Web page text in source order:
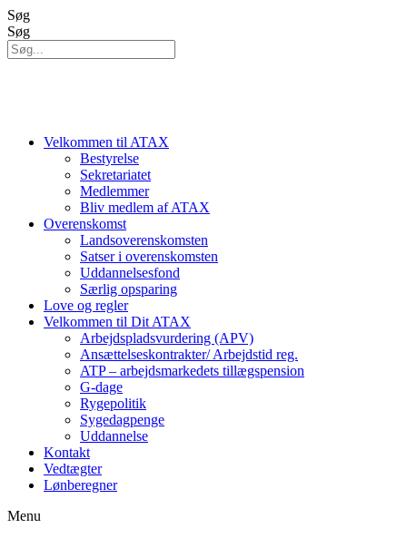
Videre
til
indhold
Søg
Søg
Velkommen til ATAX
Bestyrelse
Sekretariatet
Medlemmer
Bliv medlem af ATAX
Overenskomst
Landsoverenskomsten
Satser i overenskomsten
Uddannelsesfond
Særlig opsparing
Love og regler
Velkommen til Dit ATAX
Arbejdspladsvurdering (APV)
Ansættelseskontrakter/ Arbejdstid reg.
ATP – arbejdsmarkedets tillægspension
G-dage
Rygepolitik
Sygedagpenge
Uddannelse
Kontakt
Vedtægter
Lønberegner
Menu